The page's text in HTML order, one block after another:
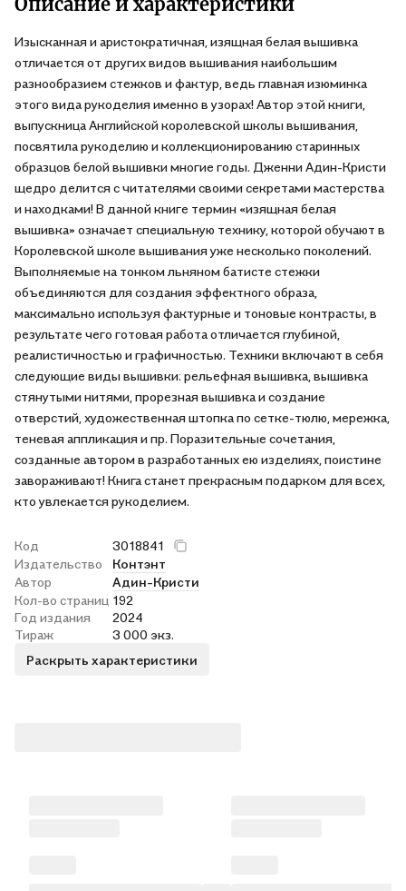
воспользуюсь книгой как самоучителем, т.к. многие моменты
показались очень сложными технически. Например, игольное
кружево или выполнение пришивных элементов на шелковой
органзе с проволочным каркасом. А чего стоит стирка
вышивки прямо на раме. Хотя инструкции здесь самые что ни
на есть подробные, и всё, что можно, проиллюстрировано.
Теоретическая часть подкреплена двумя тренировочными
проектами. Изучала этот кладезь информации с большим
удовольствием. Уверена, найдутся вышивальщицы, которых
эта сложность не отпугнёт, и книга станет первым шагом к
освоению вайтворка.
Изысканная и аристократичная, изящная белая вышивка
отличается от других видов вышивания наибольшим
разнообразием стежков и фактур, ведь главная изюминка
этого вида рукоделия именно в узорах! Автор этой книги,
выпускница Английской королевской школы вышивания,
посвятила рукоделию и коллекционированию старинных
образцов белой вышивки многие годы. Дженни Адин-Кристи
щедро делится с читателями своими секретами мастерства
и находками! В данной книге термин «изящная белая
вышивка» означает специальную технику, которой обучают в
Королевской школе вышивания уже несколько поколений.
Выполняемые на тонком льняном батисте стежки
объединяются для создания эффектного образа,
максимально используя фактурные и тоновые контрасты, в
результате чего готовая работа отличается глубиной,
реалистичностью и графичностью. Техники включают в себя
следующие виды вышивки: рельефная вышивка, вышивка
стянутыми нитями, прорезная вышивка и создание
отверстий, художественная штопка по сетке-тюлю, мережка,
теневая аппликация и пр. Поразительные сочетания,
созданные автором в разработанных ею изделиях, поистине
завораживают! Книга станет прекрасным подарком для всех,
кто увлекается рукоделием.
Код
3018841
Издательство
Контэнт
Автор
Адин-Кристи
Кол-во страниц 192
Год издания
2024
Тираж
3 000 экз.
Раскрыть характеристики